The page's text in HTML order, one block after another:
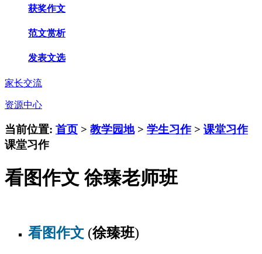
获奖作文
范文赏析
发表文选
家长交流
资源中心
当前位置: 首页 > 教学园地> 学生习作> 课堂习作
课堂习作
看图作文 徐臻老师班
看图作文 (徐臻班)